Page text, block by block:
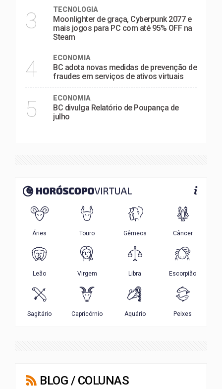
3 TECNOLOGIA
Moonlighter de graça, Cyberpunk 2077 e
mais jogos para PC com até 95% OFF na
Steam
4 ECONOMIA
BC adota novas medidas de prevenção de
fraudes em serviços de ativos virtuais
5 ECONOMIA
BC divulga Relatório de Poupança de
julho
BLOG / COLUNAS